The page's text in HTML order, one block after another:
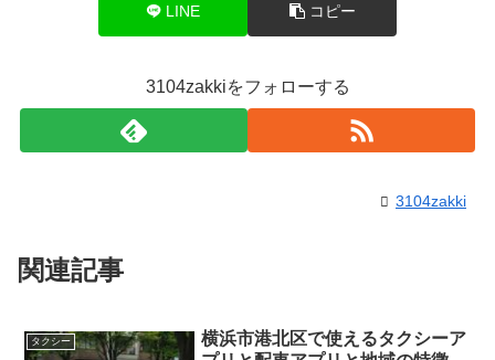
LINE コピー
3104zakkiをフォローする
3104zakki
関連記事
タクシー
横浜市港北区で使えるタクシーア